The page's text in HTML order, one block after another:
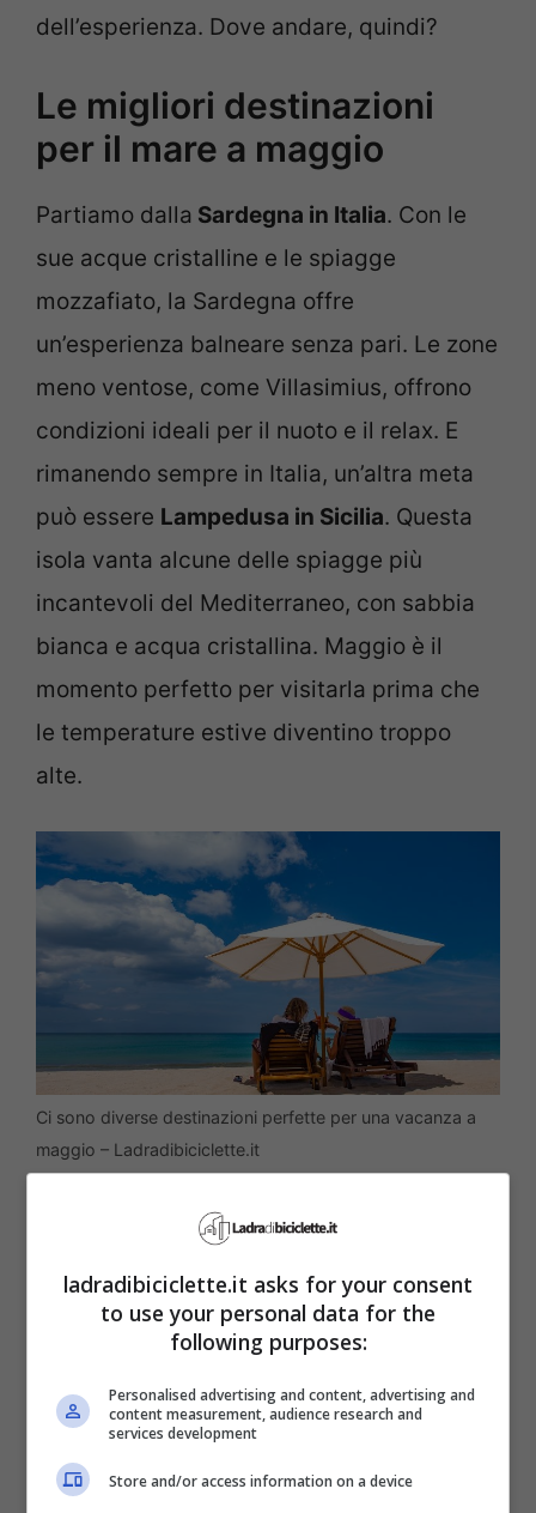
dell’esperienza. Dove andare, quindi?
Le migliori destinazioni
per il mare a maggio
Partiamo dalla Sardegna in Italia. Con le
sue acque cristalline e le spiagge
mozzafiato, la Sardegna offre
un’esperienza balneare senza pari. Le zone
meno ventose, come Villasimius, offrono
condizioni ideali per il nuoto e il relax. E
rimanendo sempre in Italia, un’altra meta
può essere Lampedusa in Sicilia. Questa
isola vanta alcune delle spiagge più
incantevoli del Mediterraneo, con sabbia
bianca e acqua cristallina. Maggio è il
momento perfetto per visitarla prima che
le temperature estive diventino troppo
alte.
Ci sono diverse destinazioni perfette per una vacanza a
maggio – Ladradibiciclette.it
Se ti vuoi spostare fuori dall’Italia puoi
Gozo e Cominosono dei veri gioielli, con le
loro acque turchesi e le rocce scoscese. Il
clima mite di maggio rende queste isole
ancora più affascinanti. Oppure puoi
optare perCreta, in Grecia. Con il suo ricco
ladradibiciclette.it asks for your consent
to use your personal data for the
following purposes:
Personalised advertising and content, advertising and
content measurement, audience research and
services development
Store and/or access information on a device